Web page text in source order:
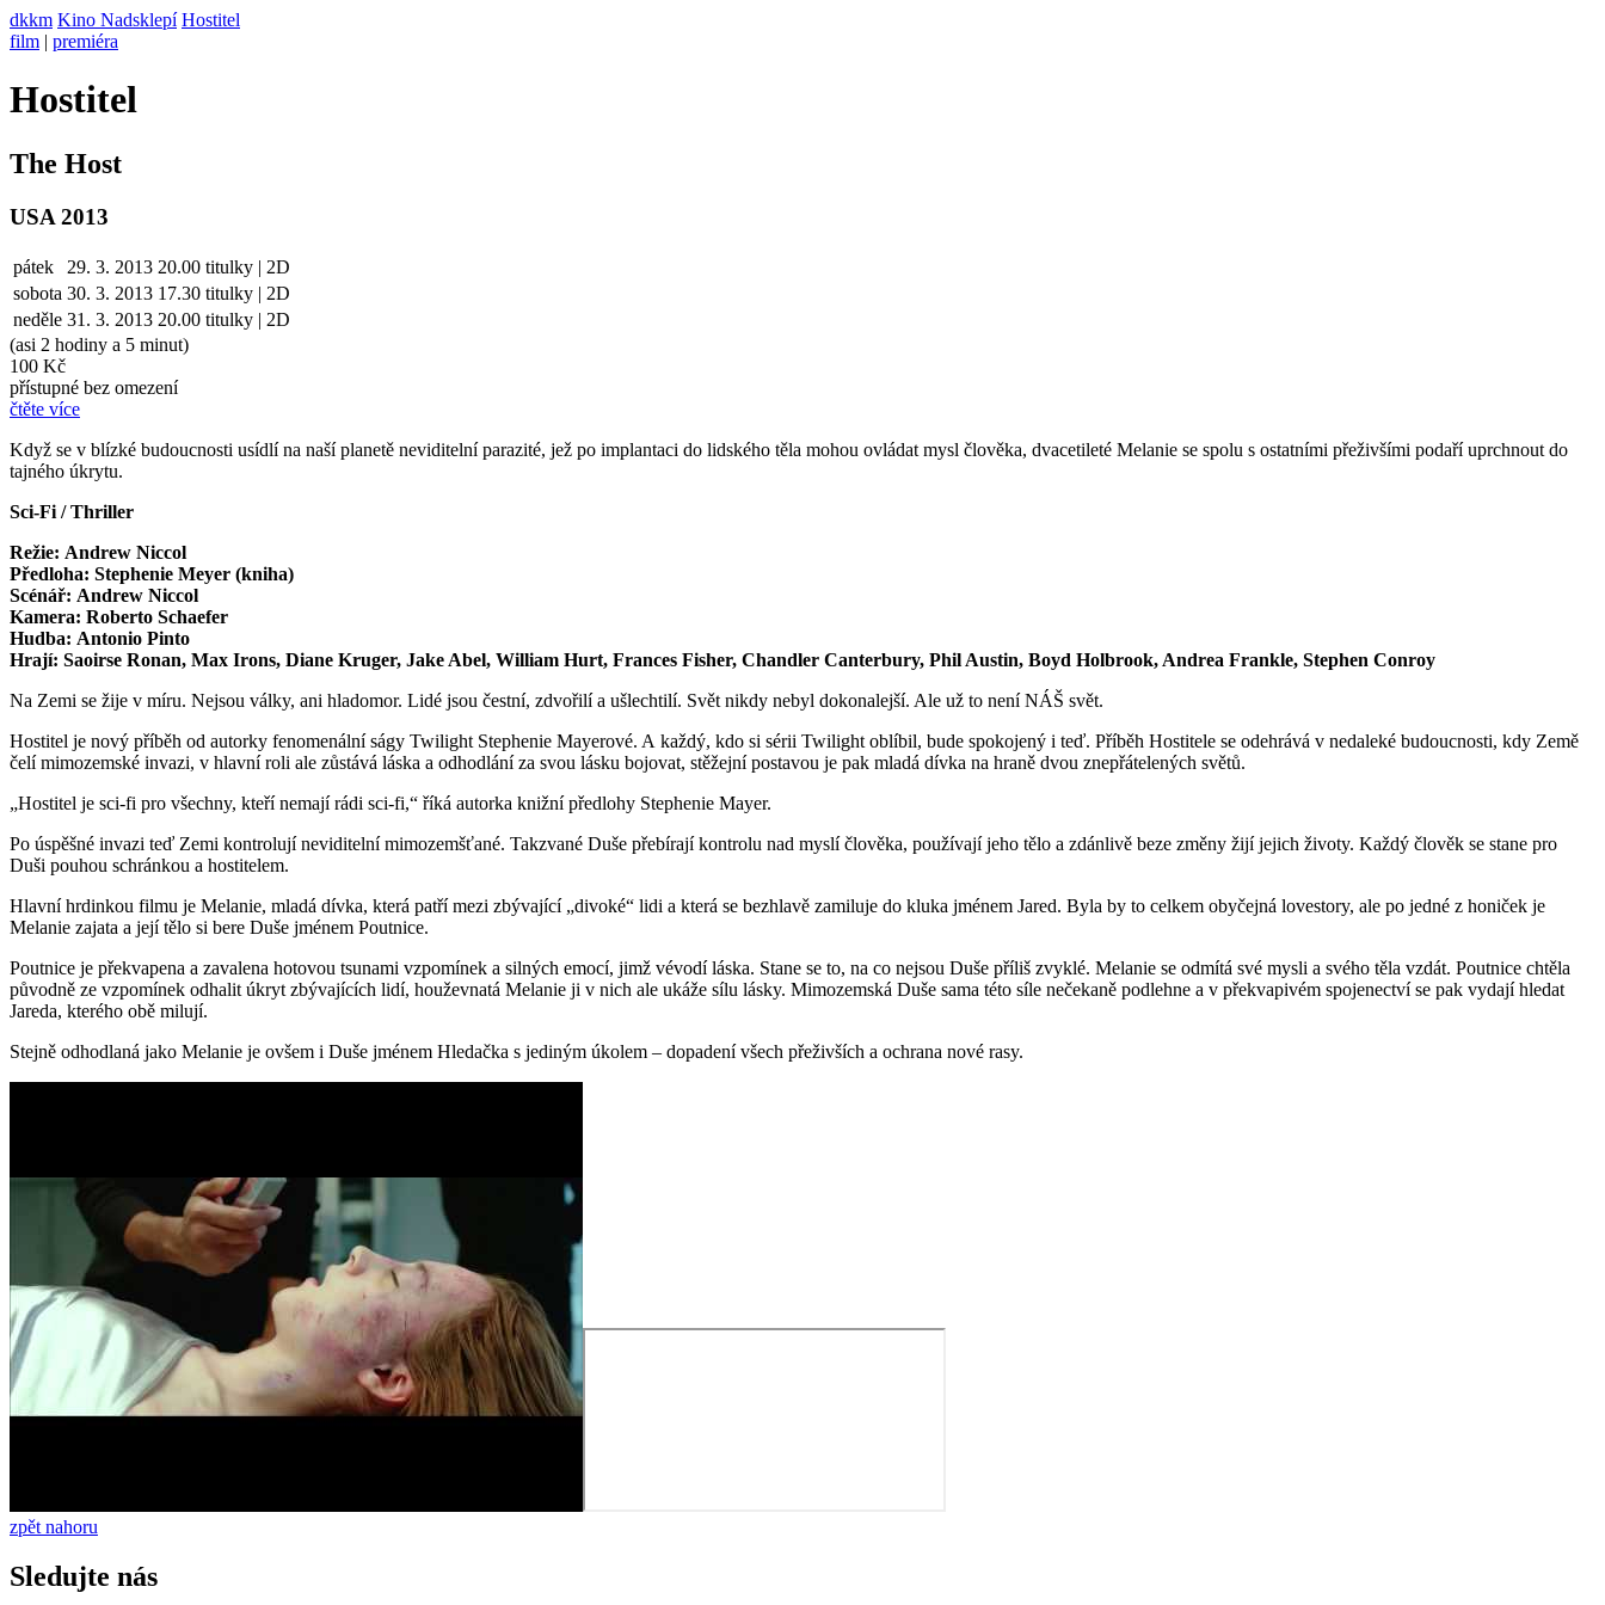
dkkm Kino Nadsklepí Hostitel
film | premiéra
Hostitel
The Host
USA 2013
pátek 29. 3. 2013 20.00 titulky | 2D
sobota 30. 3. 2013 17.30 titulky | 2D
neděle 31. 3. 2013 20.00 titulky | 2D
(asi 2 hodiny a 5 minut)
100 Kč
přístupné bez omezení
čtěte více
Když se v blízké budoucnosti usídlí na naší planetě neviditelní parazité, jež po implantaci do lidského těla mohou ovládat mysl člověka, dvacetileté Melanie se spolu s ostatními přeživšími podaří uprchnout do
tajného úkrytu.
Sci-Fi / Thriller
Režie: Andrew Niccol
Předloha: Stephenie Meyer (kniha)
Scénář: Andrew Niccol
Kamera: Roberto Schaefer
Hudba: Antonio Pinto
Hrají: Saoirse Ronan, Max Irons, Diane Kruger, Jake Abel, William Hurt, Frances Fisher, Chandler Canterbury, Phil Austin, Boyd Holbrook, Andrea Frankle, Stephen Conroy
Na Zemi se žije v míru. Nejsou války, ani hladomor. Lidé jsou čestní, zdvořilí a ušlechtilí. Svět nikdy nebyl dokonalejší. Ale už to není NÁŠ svět.
Hostitel je nový příběh od autorky fenomenální ságy Twilight Stephenie Mayerové. A každý, kdo si sérii Twilight oblíbil, bude spokojený i teď. Příběh Hostitele se odehrává v nedaleké budoucnosti, kdy Země
čelí mimozemské invazi, v hlavní roli ale zůstává láska a odhodlání za svou lásku bojovat, stěžejní postavou je pak mladá dívka na hraně dvou znepřátelených světů.
„Hostitel je sci-fi pro všechny, kteří nemají rádi sci-fi,“ říká autorka knižní předlohy Stephenie Mayer.
Po úspěšné invazi teď Zemi kontrolují neviditelní mimozemšťané. Takzvané Duše přebírají kontrolu nad myslí člověka, používají jeho tělo a zdánlivě beze změny žijí jejich životy. Každý člověk se stane pro
Duši pouhou schránkou a hostitelem.
Hlavní hrdinkou filmu je Melanie, mladá dívka, která patří mezi zbývající „divoké“ lidi a která se bezhlavě zamiluje do kluka jménem Jared. Byla by to celkem obyčejná lovestory, ale po jedné z honiček je
Melanie zajata a její tělo si bere Duše jménem Poutnice.
Poutnice je překvapena a zavalena hotovou tsunami vzpomínek a silných emocí, jimž vévodí láska. Stane se to, na co nejsou Duše příliš zvyklé. Melanie se odmítá své mysli a svého těla vzdát. Poutnice chtěla
původně ze vzpomínek odhalit úkryt zbývajících lidí, houževnatá Melanie ji v nich ale ukáže sílu lásky. Mimozemská Duše sama této síle nečekaně podlehne a v překvapivém spojenectví se pak vydají hledat
Jareda, kterého obě milují.
Stejně odhodlaná jako Melanie je ovšem i Duše jménem Hledačka s jediným úkolem – dopadení všech přeživších a ochrana nové rasy.
zpět nahoru
Sledujte nás